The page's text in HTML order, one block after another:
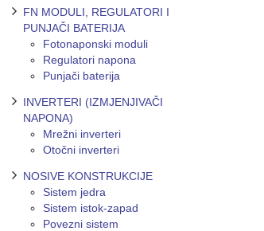
FN MODULI, REGULATORI I
PUNJAČI BATERIJA
Fotonaponski moduli
Regulatori napona
Punjači baterija
INVERTERI (IZMJENJIVAČI
NAPONA)
Mrežni inverteri
Otočni inverteri
NOSIVE KONSTRUKCIJE
Sistem jedra
Sistem istok-zapad
Povezni sistem